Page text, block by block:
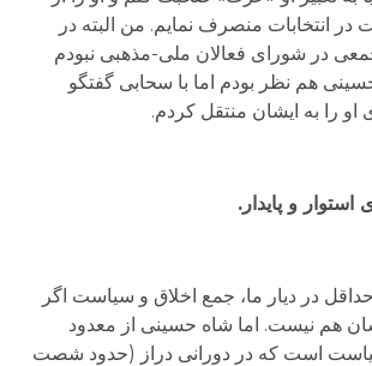
در انتخابات منصرف نمایم. من البته در
در شورای فعالان ملی-مذهبی نبودم
هم نظر بودم اما با سحابی گفتگو
او را به ایشان منتقل کردم.
و پایدار.
در دیار ما، جمع اخلاق و سیاست اگر
هم نیست. اما شاه حسینی از معدود
است که در دورانی دراز (حدود شصت